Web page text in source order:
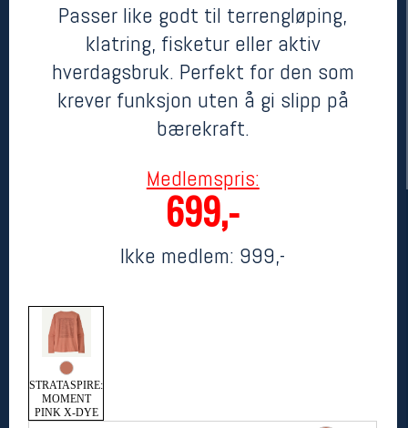
Passer like godt til terrengløping,
klatring, fisketur eller aktiv
hverdagsbruk. Perfekt for den som
krever funksjon uten å gi slipp på
bærekraft.
Medlemspris:
699,-
Ikke medlem: 999,-
STRATASPIRE:
MOMENT
PINK X-DYE
Oslo Sportslager
Torggata 20
0183 Oslo
Telefon: 23 32 62 00
(telefontid man-fredag klokken 10-13)
Vis i kart